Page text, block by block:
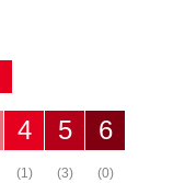
6
(0)
5
(3)
4
(1)